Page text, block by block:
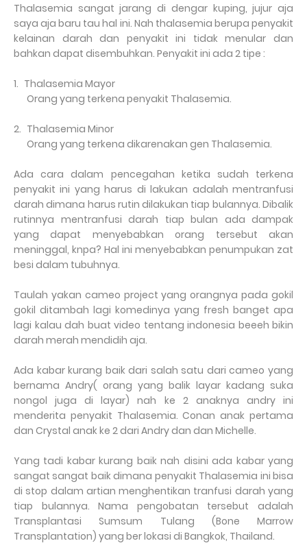
Thalasemia sangat jarang di dengar kuping, jujur aja
saya aja baru tau hal ini. Nah thalasemia berupa penyakit
kelainan darah dan penyakit ini tidak menular dan
bahkan dapat disembuhkan. Penyakit ini ada 2 tipe :
1. Thalasemia Mayor
Orang yang terkena penyakit Thalasemia.
2. Thalasemia Minor
Orang yang terkena dikarenakan gen Thalasemia.
Ada cara dalam pencegahan ketika sudah terkena
penyakit ini yang harus di lakukan adalah mentranfusi
darah dimana harus rutin dilakukan tiap bulannya. Dibalik
rutinnya mentranfusi darah tiap bulan ada dampak
yang dapat menyebabkan orang tersebut akan
meninggal, knpa? Hal ini menyebabkan penumpukan zat
besi dalam tubuhnya.
Taulah yakan cameo project yang orangnya pada gokil
gokil ditambah lagi komedinya yang fresh banget apa
lagi kalau dah buat video tentang indonesia beeeh bikin
darah merah mendidih aja.
Ada kabar kurang baik dari salah satu dari cameo yang
bernama Andry( orang yang balik layar kadang suka
nongol juga di layar) nah ke 2 anaknya andry ini
menderita penyakit Thalasemia. Conan anak pertama
dan Crystal anak ke 2 dari Andry dan dan Michelle.
Yang tadi kabar kurang baik nah disini ada kabar yang
sangat sangat baik dimana penyakit Thalasemia ini bisa
di stop dalam artian menghentikan tranfusi darah yang
tiap bulannya. Nama pengobatan tersebut adalah
Transplantasi Sumsum Tulang (Bone Marrow
Transplantation) yang ber lokasi di Bangkok, Thailand.